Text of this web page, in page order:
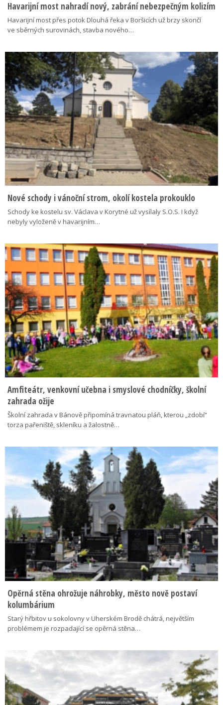
Havarijní most nahradí nový, zabrání nebezpečným kolizím
Havarijní most přes potok Dlouhá řeka v Boršicích už brzy skončí
ve sběrných surovinách, stavba nového…
Nové schody i vánoční strom, okolí kostela prokouklo
Schody ke kostelu sv. Václava v Korytné už vysílaly S.O.S. I když
nebyly vyloženě v havarijním…
Amfiteátr, venkovní učebna i smyslové chodníčky, školní
zahrada ožije
Školní zahrada v Bánově připomíná travnatou pláň, kterou „zdobí“
torza pařeniště, skleníku a žalostně…
Opěrná stěna ohrožuje náhrobky, město nově postaví
kolumbárium
Starý hřbitov u sokolovny v Uherském Brodě chátrá, největším
problémem je rozpadající se opěrná stěna…